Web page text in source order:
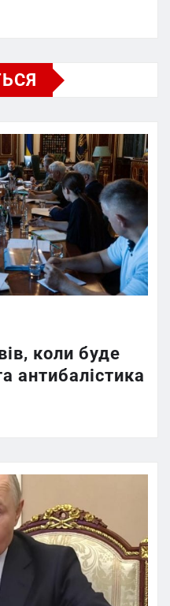
коли буде
антибалістика